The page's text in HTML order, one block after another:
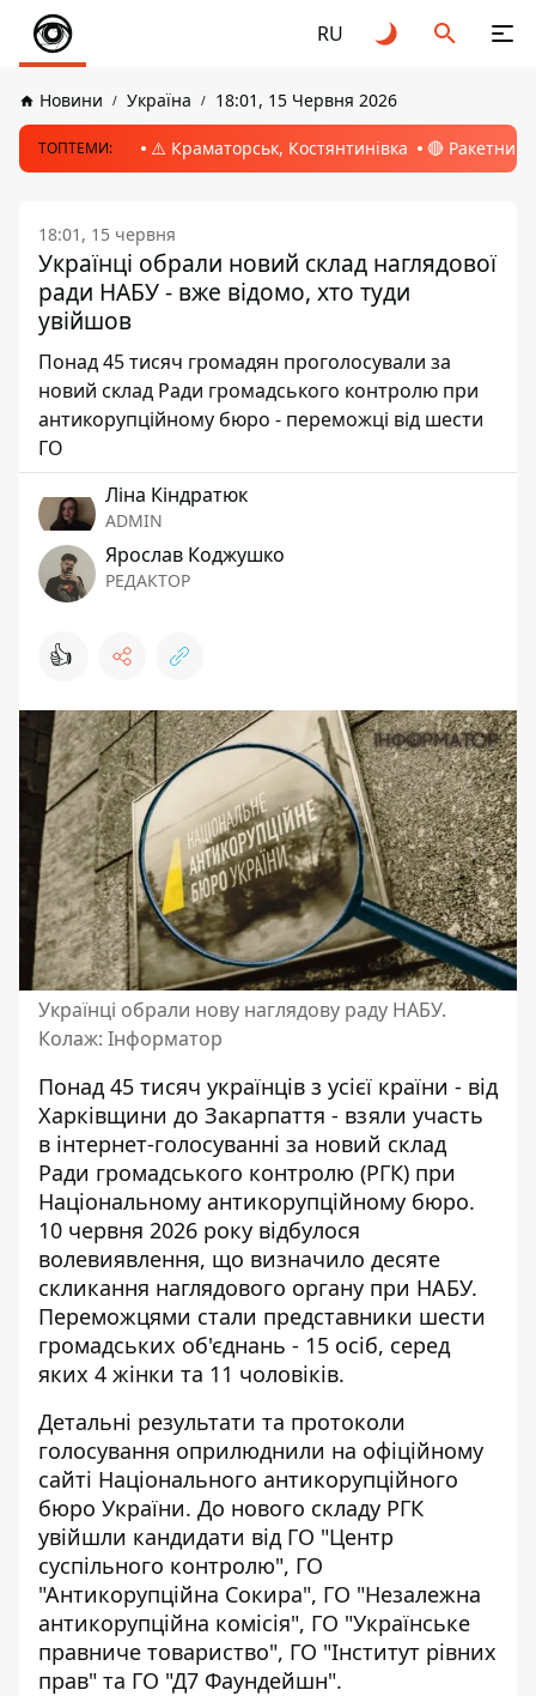
RU
Новини Україна 18:01, 15 Червня 2026
ТОПТЕМИ: ⚠️ Краматорськ, Костянтинівка 🔴 Ракетний
18:01, 15 червня
Українці обрали новий склад наглядової
ради НАБУ - вже відомо, хто туди
увійшов
Понад 45 тисяч громадян проголосували за
новий склад Ради громадського контролю при
антикорупційному бюро - переможці від шести
ГО
Ліна Кіндратюк
ADMIN
Ярослав Коджушко
РЕДАКТОР
👍
Українці обрали нову наглядову раду НАБУ.
Колаж: Інформатор
Понад 45 тисяч українців з усієї країни - від
Харківщини до Закарпаття - взяли участь
в інтернет-голосуванні за новий склад
Ради громадського контролю (РГК) при
Національному антикорупційному бюро.
10 червня 2026 року відбулося
волевиявлення, що визначило десяте
скликання наглядового органу при НАБУ.
Переможцями стали представники шести
громадських об'єднань - 15 осіб, серед
яких 4 жінки та 11 чоловіків.
Детальні результати та протоколи
голосування оприлюднили на офіційному
сайті Національного антикорупційного
бюро України. До нового складу РГК
увійшли кандидати від ГО "Центр
суспільного контролю", ГО
"Антикорупційна Сокира", ГО "Незалежна
антикорупційна комісія", ГО "Українське
правниче товариство", ГО "Інститут рівних
прав" та ГО "Д7 Фаундейшн".